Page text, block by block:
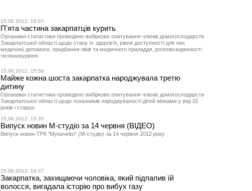
15.06.2012, 16:07
П'ята частина закарпатців курить
Органами статистики проведено вибіркове опитування членів домогосподарств
Закарпатської області щодо стану їх здоров’я, рівня доступності для них
медичної допомоги, придбання ліків та медичного приладдя, розповсюдженості
тютюнокуріння.
15.06.2012, 15:56
Майже кожна шоста закарпатка народжувала третю
дитину
Органами статистики проведено вибіркове опитування членів домогосподарств
Закарпатської області щодо показників народжуваності дітей жінками у віці 15
років і старші.
15.06.2012, 15:35
Випуск новин М-студіо за 14 червня (ВІДЕО)
Випуск новин ТРК "Мукачево" (М-студіо) за 14 червня 2012 року
15.06.2012, 14:37
Закарпатка, захищаючи чоловіка, який підпалив їй
волосся, вигадала історію про вибух газу